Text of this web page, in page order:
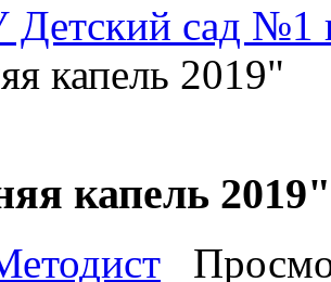
сад №1
капель 2019"
капель 2019"